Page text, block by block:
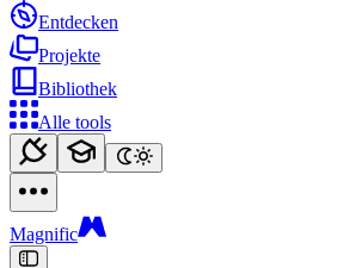
Entdecken
Projekte
Bibliothek
Alle tools
Magnific